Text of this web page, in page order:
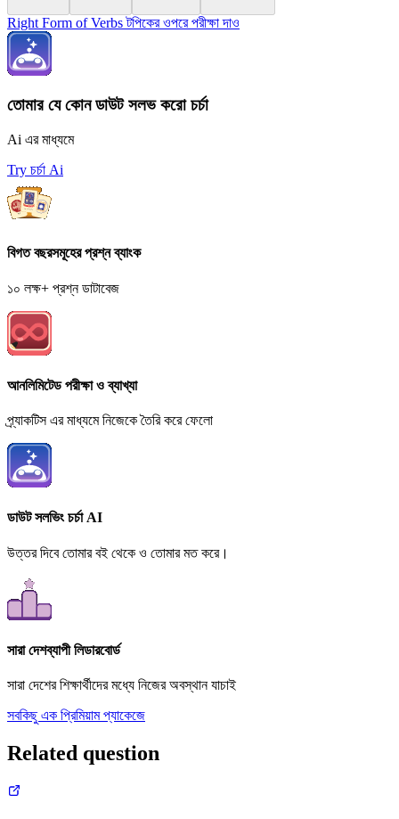
Right Form of Verbs টপিকের ওপরে পরীক্ষা দাও
তোমার যে কোন ডাউট সলভ করো চর্চা
Ai এর মাধ্যমে
Try চর্চা Ai
বিগত বছরসমূহের প্রশ্ন ব্যাংক
১০ লক্ষ+ প্রশ্ন ডাটাবেজ
আনলিমিটেড পরীক্ষা ও ব্যাখ্যা
প্র্যাকটিস এর মাধ্যমে নিজেকে তৈরি করে ফেলো
ডাউট সলভিং চর্চা AI
উত্তর দিবে তোমার বই থেকে ও তোমার মত করে।
সারা দেশব্যাপী লিডারবোর্ড
সারা দেশের শিক্ষার্থীদের মধ্যে নিজের অবস্থান যাচাই
সবকিছু এক প্রিমিয়াম প্যাকেজে
Related question